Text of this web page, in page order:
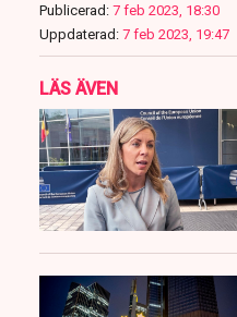
Publicerad: 7 feb 2023, 18:30
Uppdaterad: 7 feb 2023, 19:47
LÄS ÄVEN